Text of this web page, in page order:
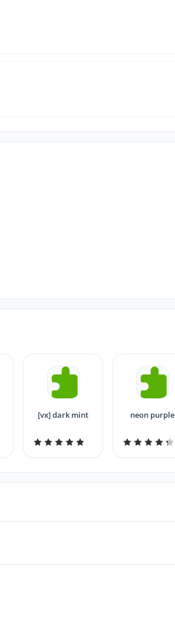
[vx] dark mint neon purple